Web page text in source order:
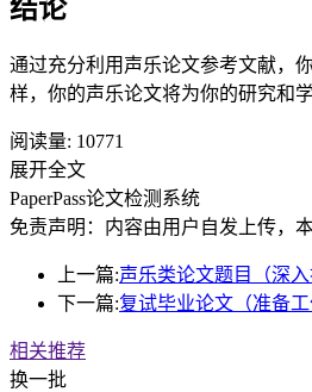
结论
通过充分利用声乐论文参考文献，
样，你的声乐论文将为你的研究和
阅读量: 10771
展开全文
PaperPass论文检测系统
免责声明：内容由用户自发上传，
上一篇:声乐类论文题目（深
下一篇:复试毕业论文（准备工
相关推荐
换一批